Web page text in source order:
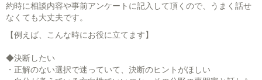
約時に相談内容や事前アンケートに記入して頂くので、うまく話せ
なくても大丈夫です。
【例えば、こんな時にお役に立てます】
◆決断したい
・正解のない選択で迷っていて、決断のヒントがほしい